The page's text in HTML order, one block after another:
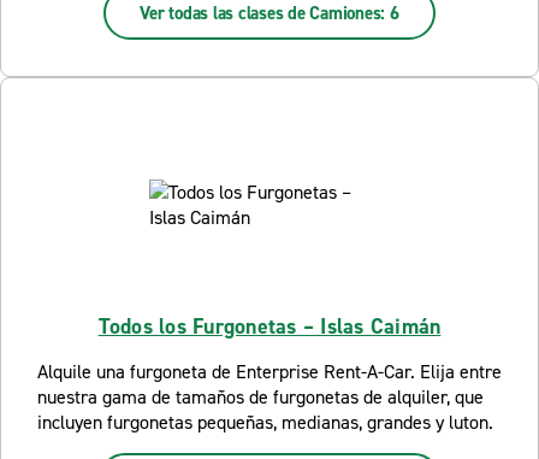
Ver todas las clases de Camiones: 6
Todos los Furgonetas – Islas Caimán
Alquile una furgoneta de Enterprise Rent-A-Car. Elija entre
nuestra gama de tamaños de furgonetas de alquiler, que
incluyen furgonetas pequeñas, medianas, grandes y luton.